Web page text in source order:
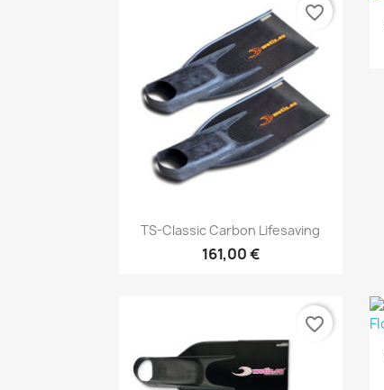
Aperçu rapide
TS-Classic Carbon Lifesaving
161,00 €
favorite_border
favorite_border